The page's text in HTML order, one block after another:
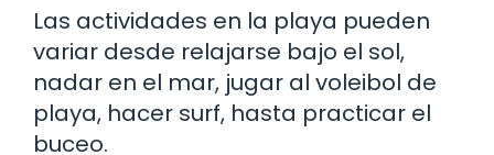
Las actividades en la playa pueden
variar desde relajarse bajo el sol,
nadar en el mar, jugar al voleibol de
playa, hacer surf, hasta practicar el
buceo.